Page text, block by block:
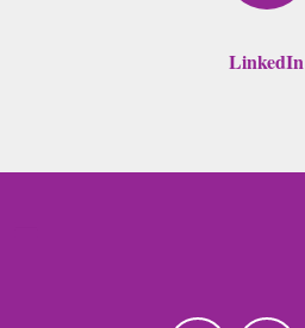
LinkedIn